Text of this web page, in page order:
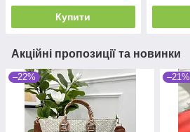
Купити
Акційні пропозиції та новинки
–22% –21%